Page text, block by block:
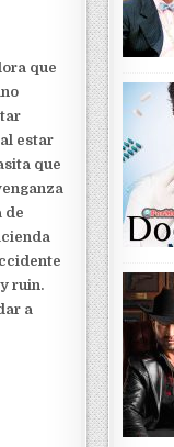
que
estar
que
de
ruin.
a